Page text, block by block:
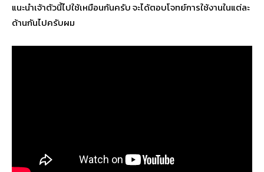
แนะนำเจ้าตัวนี้ไปใช้เหมือนกันครับ จะได้ตอบโจทย์การใช้งานในแต่ละ
ด้านกันไปครับผม